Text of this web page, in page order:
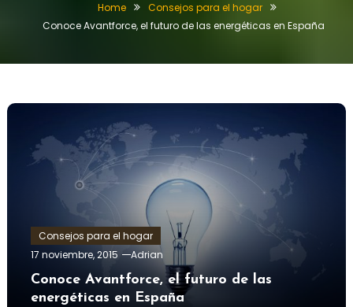
Home
Consejos para el hogar
Conoce Avantforce, el futuro de las energéticas en España
Consejos para el hogar
17 noviembre, 2015
Adrian
Conoce Avantforce, el futuro de las
energéticas en España